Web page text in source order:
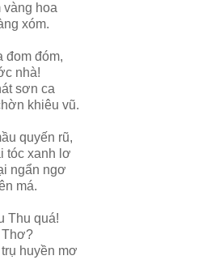
hoa
xóm.
đom đóm,
nhà!
sơn ca
khiêu vũ.
quyến rũ,
tóc xanh lơ
ngẩn ngơ
má.
Thu quá!
Thơ?
huyền mơ